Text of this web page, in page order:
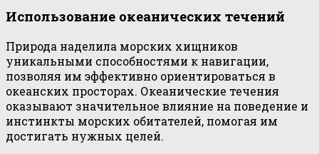
Использование океанических течений
Природа наделила морских хищников
уникальными способностями к навигации,
позволяя им эффективно ориентироваться в
океанских просторах. Океанические течения
оказывают значительное влияние на поведение и
инстинкты морских обитателей, помогая им
достигать нужных целей.